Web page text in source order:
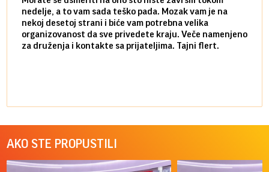
nedelje, a to vam sada teško pada. Mozak vam je na
nekoj desetoj strani i biće vam potrebna velika
organizovanost da sve privedete kraju. Veče namenjeno
za druženja i kontakte sa prijateljima. Tajni flert.
AKO STE PROPUSTILI